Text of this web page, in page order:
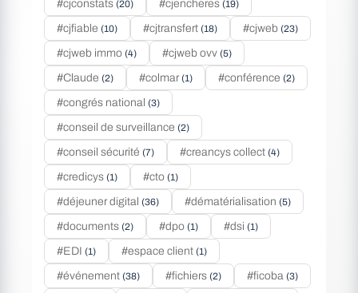
#cjconstats (20) #cjencheres (19)
#cjfiable (10) #cjtransfert (18) #cjweb (23)
#cjweb immo (4) #cjweb ovv (5)
#Claude (2) #colmar (1) #conférence (2)
#congrés national (3)
#conseil de surveillance (2)
#conseil sécurité (7) #creancys collect (4)
#credicys (1) #cto (1)
#déjeuner digital (36) #dématérialisation (5)
#documents (2) #dpo (1) #dsi (1)
#EDI (1) #espace client (1)
#événement (38) #fichiers (2) #ficoba (3)